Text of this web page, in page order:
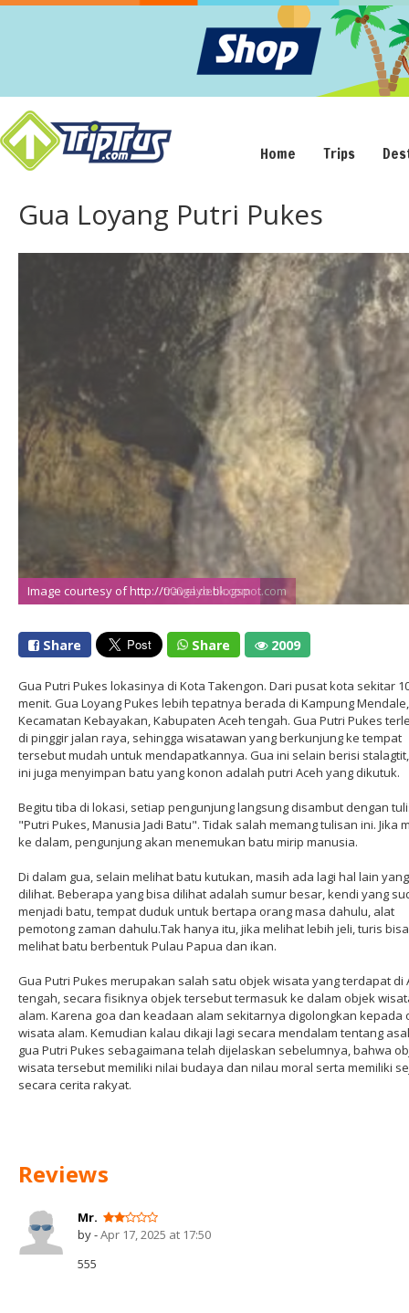
Home Trips
Gua Loyang Putri Pukes
Image courtesy of http://travel.detik.com
Image courtesy of http://000gayo.blogspot.com
Share Share 2009
Gua Putri Pukes lokasinya di Kota Takengon. Dari pusat kota sekitar
menit. Gua Loyang Pukes lebih tepatnya berada di Kampung Mendale,
Kecamatan Kebayakan, Kabupaten Aceh tengah. Gua Putri Pukes
di pinggir jalan raya, sehingga wisatawan yang berkunjung ke tempat
tersebut mudah untuk mendapatkannya. Gua ini selain berisi
ini juga menyimpan batu yang konon adalah putri Aceh yang dikutuk.
Begitu tiba di lokasi, setiap pengunjung langsung disambut dengan
"Putri Pukes, Manusia Jadi Batu". Tidak salah memang tulisan ini. Jika
ke dalam, pengunjung akan menemukan batu mirip manusia.
Di dalam gua, selain melihat batu kutukan, masih ada lagi hal lain
dilihat. Beberapa yang bisa dilihat adalah sumur besar, kendi yang
menjadi batu, tempat duduk untuk bertapa orang masa dahulu, alat
pemotong zaman dahulu.Tak hanya itu, jika melihat lebih jeli, turis bisa
melihat batu berbentuk Pulau Papua dan ikan.
Gua Putri Pukes merupakan salah satu objek wisata yang terdapat di
tengah, secara fisiknya objek tersebut termasuk ke dalam objek
alam. Karena goa dan keadaan alam sekitarnya digolongkan kepada
wisata alam. Kemudian kalau dikaji lagi secara mendalam tentang
gua Putri Pukes sebagaimana telah dijelaskan sebelumnya, bahwa
wisata tersebut memiliki nilai budaya dan nilau moral serta memiliki
secara cerita rakyat.
Reviews
Mr.
by -Apr 17, 2025 at 17:50
555